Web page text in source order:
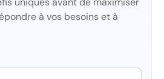
à vos besoins et à